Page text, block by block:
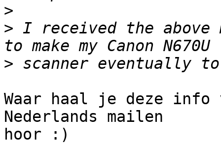
>
> I received the above
>
Waar haal je deze info
Nederlands mailen
hoor :)